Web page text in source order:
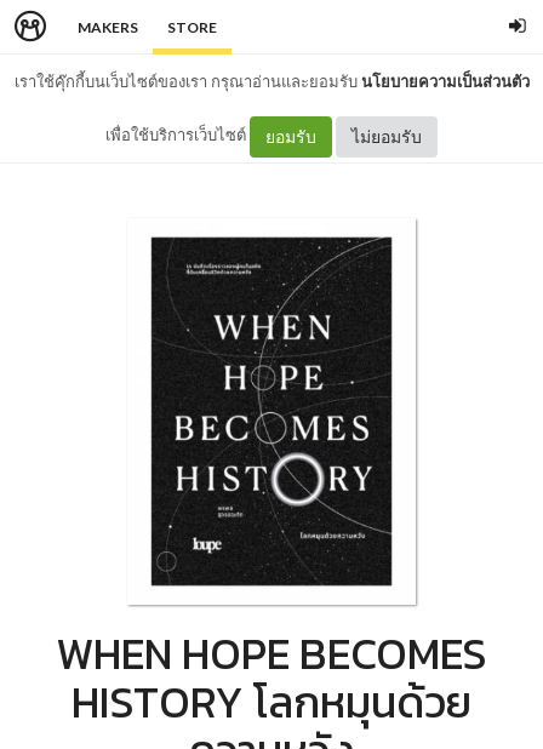
MAKERS STORE
เราใช้คุ๊กกี้บนเว็บไซต์ของเรา กรุณาอ่านและยอมรับนโยบายความเป็นส่วนตัว
เพื่อใช้บริการเว็บไซต์ ยอมรับ ไม่ยอมรับ
WHEN HOPE BECOMES
HISTORY โลกหมุนด้วย